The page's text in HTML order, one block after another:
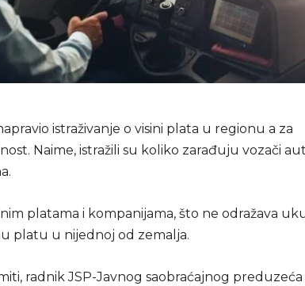
istraživanje o visini plata u regionu a za
Naime, istražili su koliko zarađuju vozači
platama i kompanijama, što ne odražava
platu u nijednoj od zemalja.
radnik JSP-Javnog saobraćajnog